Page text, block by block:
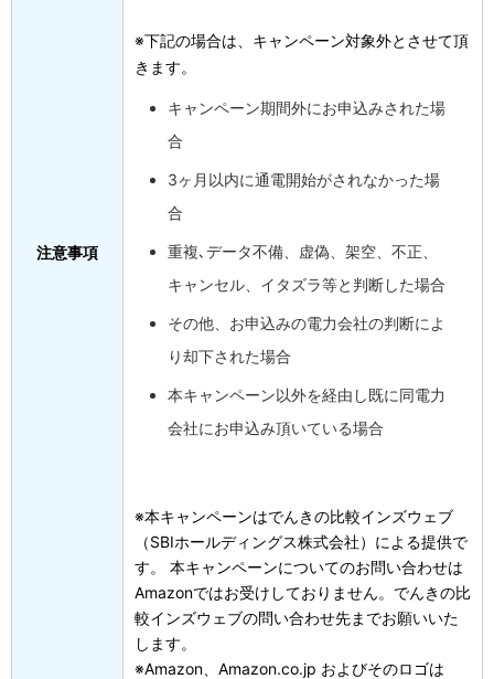
注意事項
※下記の場合は、キャンペーン対象外とさせて頂
きます。
キャンペーン期間外にお申込みされた場
合
3ヶ月以内に通電開始がされなかった場
合
重複､データ不備、虚偽、架空、不正、
キャンセル、イタズラ等と判断した場合
その他、お申込みの電力会社の判断によ
り却下された場合
本キャンペーン以外を経由し既に同電力
会社にお申込み頂いている場合
※本キャンペーンはでんきの比較インズウェブ
（SBIホールディングス株式会社）による提供で
す。 本キャンペーンについてのお問い合わせは
Amazonではお受けしておりません。でんきの比
較インズウェブの問い合わせ先までお願いいた
します。
※Amazon、Amazon.co.jp およびそのロゴは